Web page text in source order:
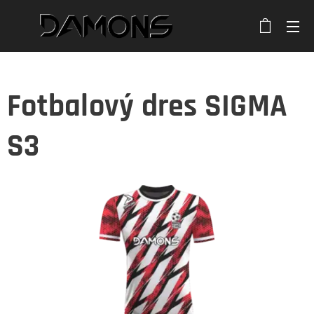
Fotbalový dres SIGMA
S3